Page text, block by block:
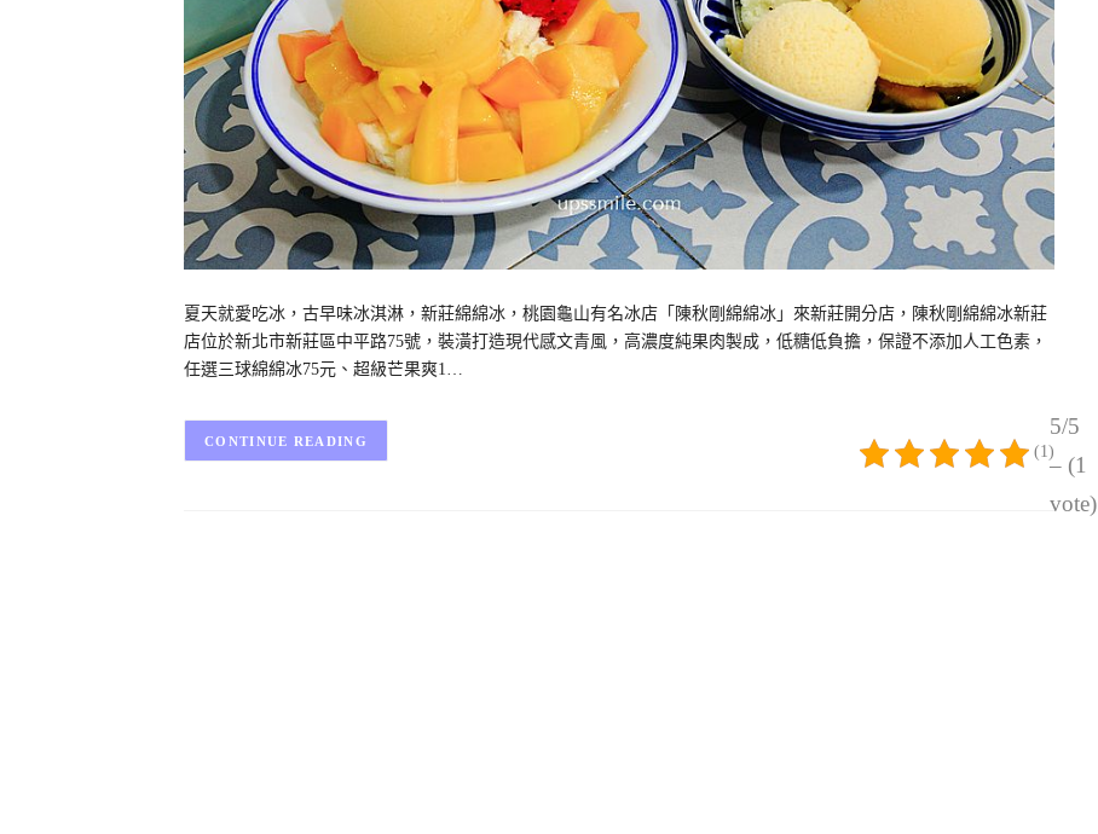
夏天就愛吃冰，古早味冰淇淋，新莊綿綿冰，桃園龜山有名冰店「陳秋剛綿綿冰」來新莊開分店，陳秋剛綿綿冰新莊
店位於新北市新莊區中平路75號，裝潢打造現代感文青風，高濃度純果肉製成，低糖低負擔，保證不添加人工色素，
任選三球綿綿冰75元、超級芒果爽1…
5/5
– (1
vote)
(1)
CONTINUE READING